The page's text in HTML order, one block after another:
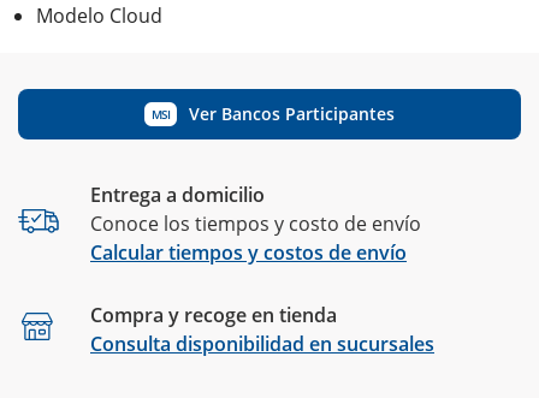
Modelo Cloud
MSI Ver Bancos Participantes
Entrega a domicilio
Conoce los tiempos y costo de envío
Calcular tiempos y costos de envío
Compra y recoge en tienda
Consulta disponibilidad en sucursales